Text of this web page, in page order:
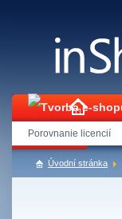
Porovnanie licencií
Kontakt
Úvodní stránka